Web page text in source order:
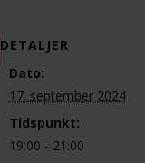
DETALJER
Dato:
17. september 2024
Tidspunkt:
19:00 - 21:00